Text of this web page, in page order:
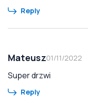
Reply
Mateusz01/11/2022
Super drzwi
Reply